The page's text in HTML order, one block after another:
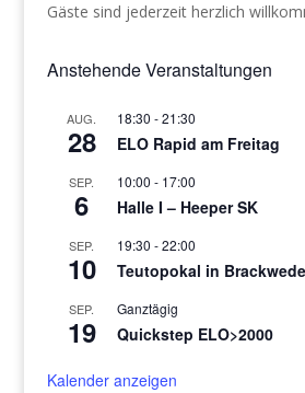
Gäste sind jederzeit herzlich
Anstehende Veranstaltungen
AUG.
28
18:30 -21:30
ELO Rapid am Freitag
SEP.
6
10:00 - 17:00
Halle I – Heeper SK
SEP.
10
19:30 -22:00
Teutopokal in Brackwede
SEP.
19
Ganztägig
Quickstep ELO>2000
Kalender anzeigen